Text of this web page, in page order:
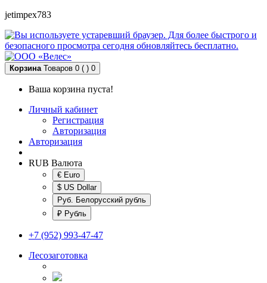
jetimpex783
Корзина Товаров 0 ( ) 0
Ваша корзина пуста!
Личный кабинет
Регистрация
Авторизация
Авторизация
RUB Валюта
€ Euro
$ US Dollar
Руб. Белорусский рубль
₽ Рубль
+7 (952) 993-47-47
Лесозаготовка